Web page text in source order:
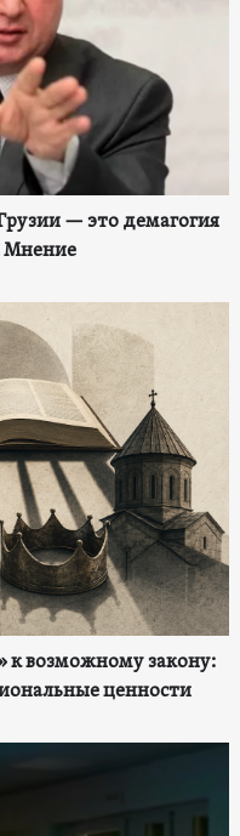
— это демагогия
Мнение
к возможному закону:
ценности